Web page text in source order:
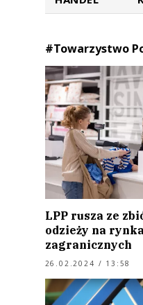
#Towarzystwo
LPP rusza ze
odzieży na
zagranicznych
26.02.2024 / 13:58